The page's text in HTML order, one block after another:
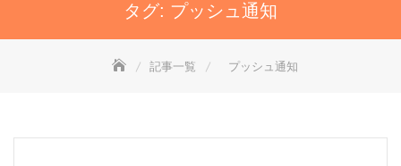
タグ: プッシュ通知
記事一覧 プッシュ通知